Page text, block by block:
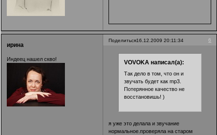
Поделиться 6
16.12.2009 20:11:34
ирина
Индеец нашел скво! VOVOKA написал(а):
Так дело в том, что он и
звучать будет как mp3.
Потерянное качество не
восстановишь! )
я уже это делала и звучание
нормальное.проверяла на старом